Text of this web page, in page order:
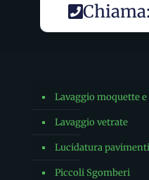
Lavaggio moquette e
Lavaggio vetrate
Lucidatura pavimenti
Piccoli Sgomberi